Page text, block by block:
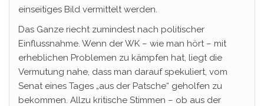
einseitiges Bild vermittelt werden.
Das Ganze riecht zumindest nach politischer
Einflussnahme. Wenn der WK – wie man hört – mit
erheblichen Problemen zu kämpfen hat, liegt die
Vermutung nahe, dass man darauf spekuliert, vom
Senat eines Tages „aus der Patsche“ geholfen zu
bekommen. Allzu kritische Stimmen – ob aus der